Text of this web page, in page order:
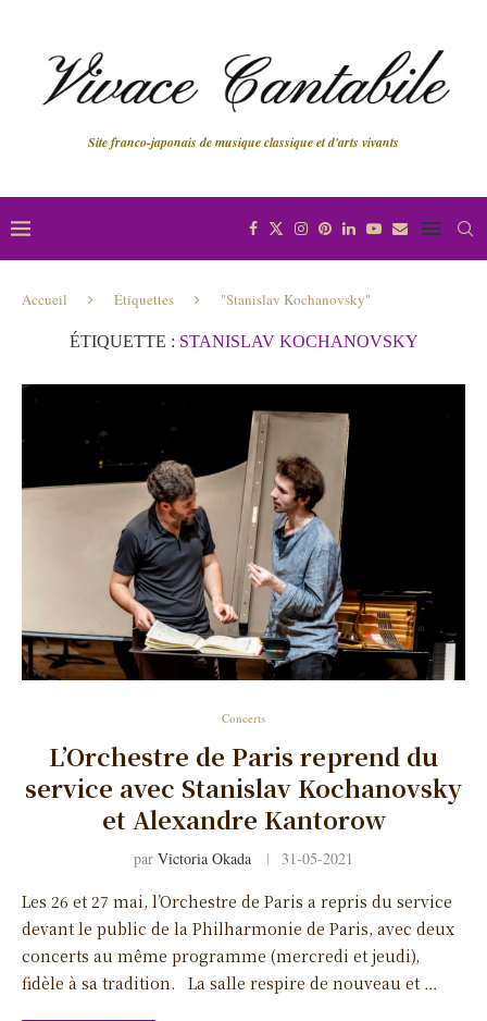
Site franco-japonais de musique classique et d'arts vivants
Accueil Étiquettes "Stanislav Kochanovsky"
ÉTIQUETTE : STANISLAV KOCHANOVSKY
Concerts
L’Orchestre de Paris reprend du
service avec Stanislav Kochanovsky
et Alexandre Kantorow
par Victoria Okada 31-05-2021
Les 26 et 27 mai, l’Orchestre de Paris a repris du service
devant le public de la Philharmonie de Paris, avec deux
concerts au même programme (mercredi et jeudi),
fidèle à sa tradition. La salle respire de nouveau et …